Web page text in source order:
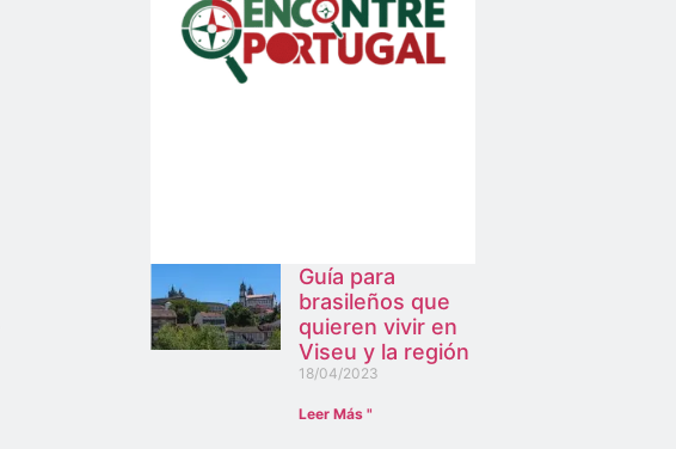
Guía para
brasileños que
quieren vivir en
Viseu y la región
18/04/2023
Leer Más "